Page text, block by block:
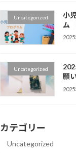
Uncategorized
小
ム
Uncategorized
願
カテゴリー
Uncategorized